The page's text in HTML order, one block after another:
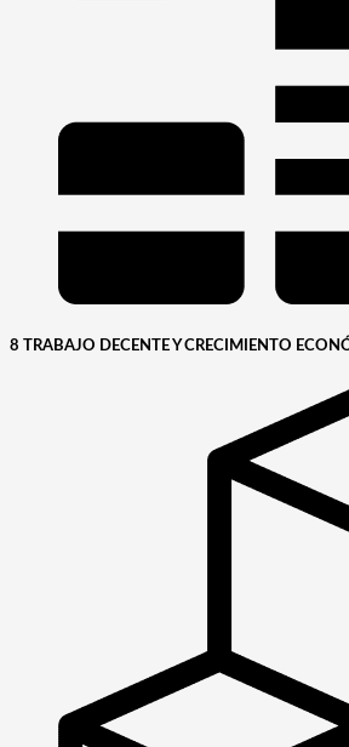
8 TRABAJO DECENTE Y CRECIMIENTO